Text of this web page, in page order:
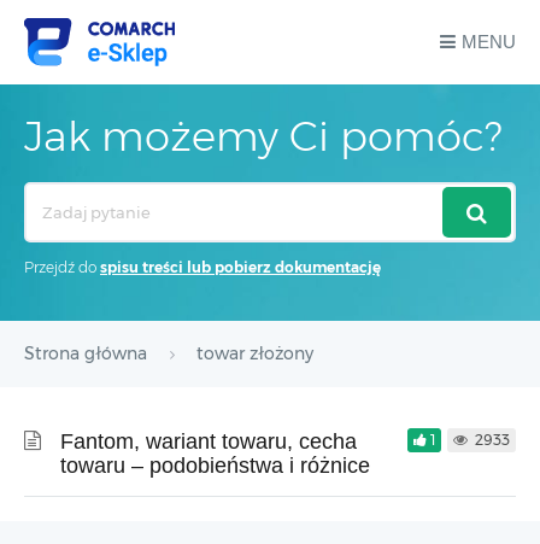
MENU
Jak możemy Ci pomóc?
Przejdź do spisu treści lub pobierz dokumentację
Strona główna towar złożony
Fantom, wariant towaru, cecha
towaru – podobieństwa i różnice
1 2933